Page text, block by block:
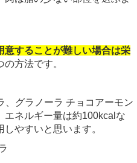
意することが難しい場合は栄
の方法です。
、グラノーラ チョコアーモン
エネルギー量は約100kcalな
やすいと思います。